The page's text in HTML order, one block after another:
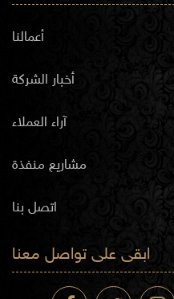
أعمالنا
أخبار الشركة
آراء العملاء
مشاريع منفذة
اتصل بنا
ابقى على تواصل معنا